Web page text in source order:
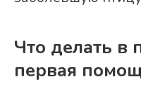
Что делать в
первая